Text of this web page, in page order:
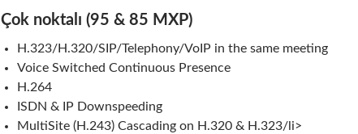
Çok noktalı (95 & 85 MXP)
H.323/H.320/SIP/Telephony/VoIP in the same meeting
Voice Switched Continuous Presence
H.264
ISDN & IP Downspeeding
MultiSite (H.243) Cascading on H.320 & H.323/li>